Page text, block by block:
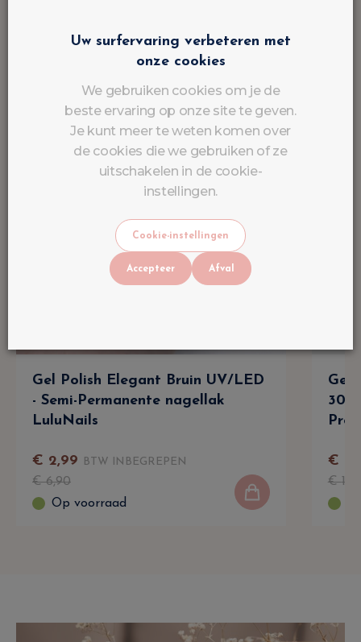
Gel Polish Elegant Bruin UV/LED
- Semi-Permanente nagellak
LuluNails
€ 2,99 BTW INBEGREPEN
€6,90
Op voorraad
Gel
30g
€
€14
Uw surfervaring verbeteren met
onze cookies
We gebruiken cookies om je de
beste ervaring op onze site te geven.
Je kunt meer te weten komen over
de cookies die we gebruiken of ze
uitschakelen in de cookie-
instellingen.
Cookie-instellingen
Accepteer Afval